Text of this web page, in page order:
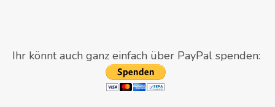
Ihr könnt auch ganz einfach über PayPal spenden: